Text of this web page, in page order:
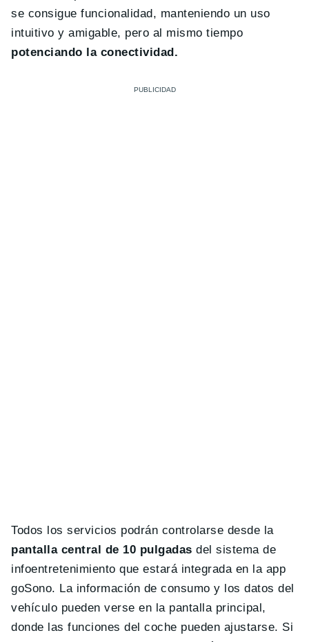
se consigue funcionalidad, manteniendo un uso
intuitivo y amigable, pero al mismo tiempo
potenciando la conectividad.
Todos los servicios podrán controlarse desde la
pantalla central de 10 pulgadas del sistema de
infoentretenimiento que estará integrada en la app
goSono. La información de consumo y los datos del
vehículo pueden verse en la pantalla principal,
donde las funciones del coche pueden ajustarse. Si